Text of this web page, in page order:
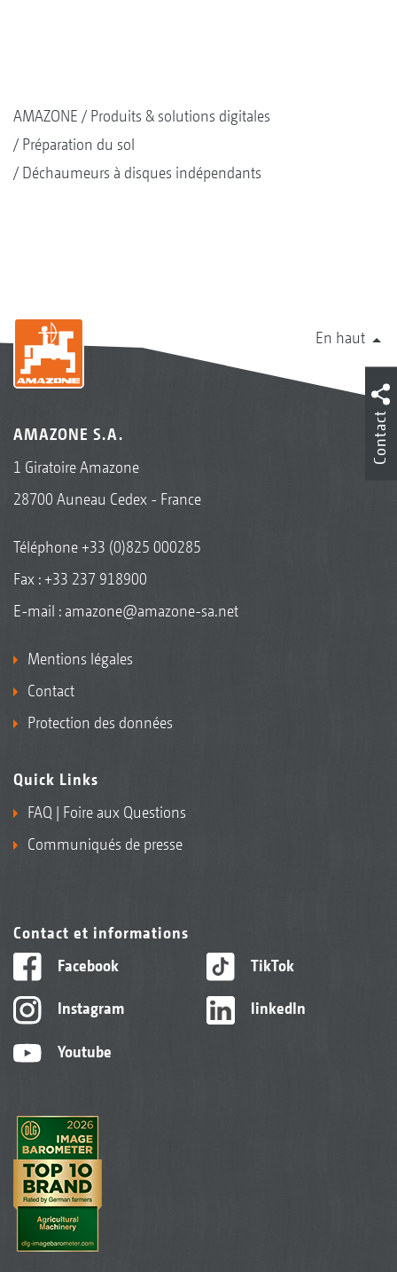
AMAZONE
Produits & solutions digitales
Préparation du sol
Déchaumeurs à disques indépendants
En haut
AMAZONE S.A.
1 Giratoire Amazone
28700 Auneau Cedex - France
Téléphone+33 (0)825 000285
Fax : +33 237 918900
E-mail : amazone@amazone-sa.net
Mentions légales
Contact
Protection des données
Quick Links
FAQ | Foire aux Questions
Communiqués de presse
Contact et informations
Facebook
Instagram
Youtube
TikTok
linkedIn
Contact